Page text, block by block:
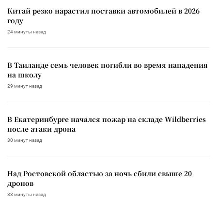
Китай резко нарастил поставки автомобилей в 2026
году
24 минуты назад
В Таиланде семь человек погибли во время нападения
на школу
29 минут назад
В Екатеринбурге начался пожар на складе Wildberries
после атаки дрона
30 минут назад
Над Ростовской областью за ночь сбили свыше 20
дронов
33 минуты назад